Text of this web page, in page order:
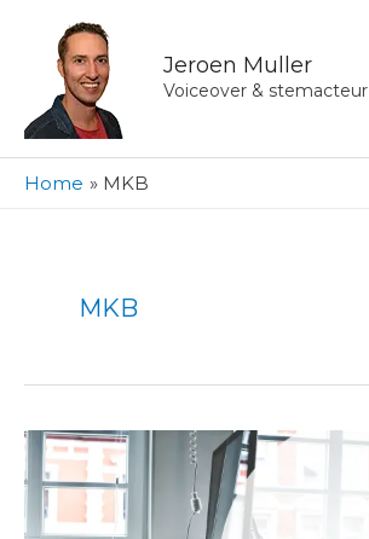
inhoud
Jeroen Muller
Voiceover & stemacteur
Home MKB
MKB